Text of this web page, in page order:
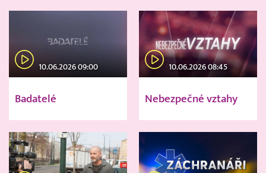
10.06.2026 09:00
Badatelé
10.06.2026 08:45
Nebezpečné vztahy